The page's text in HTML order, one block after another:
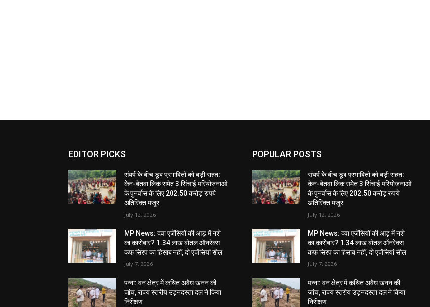
EDITOR PICKS
संघर्ष के बीच डूब प्रभावितों को बड़ी राहत:
केन-बेतवा लिंक समेत 3 सिंचाई परियोजनाओं
के पुनर्वास के लिए 202.50 करोड़ रुपये
अतिरिक्त मंजूर
July 12, 2026
MP News: दवा एजेंसियों की आड़ में नशे
का कारोबार? 1.34 लाख बोतल ऑनरेक्स
कफ सिरप का हिसाब नहीं, दो एजेंसियां सील
July 7, 2026
पन्ना: वन क्षेत्र में कथित अवैध खनन की
जांच, राज्य स्तरीय उड़नदस्ता दल ने किया
निरीक्षण
POPULAR POSTS
संघर्ष के बीच डूब प्रभावितों को बड़ी राहत:
केन-बेतवा लिंक समेत 3 सिंचाई परियोजनाओं
के पुनर्वास के लिए 202.50 करोड़ रुपये
अतिरिक्त मंजूर
July 12, 2026
MP News: दवा एजेंसियों की आड़ में नशे
का कारोबार? 1.34 लाख बोतल ऑनरेक्स
कफ सिरप का हिसाब नहीं, दो एजेंसियां सील
July 7, 2026
पन्ना: वन क्षेत्र में कथित अवैध खनन की
जांच, राज्य स्तरीय उड़नदस्ता दल ने किया
निरीक्षण